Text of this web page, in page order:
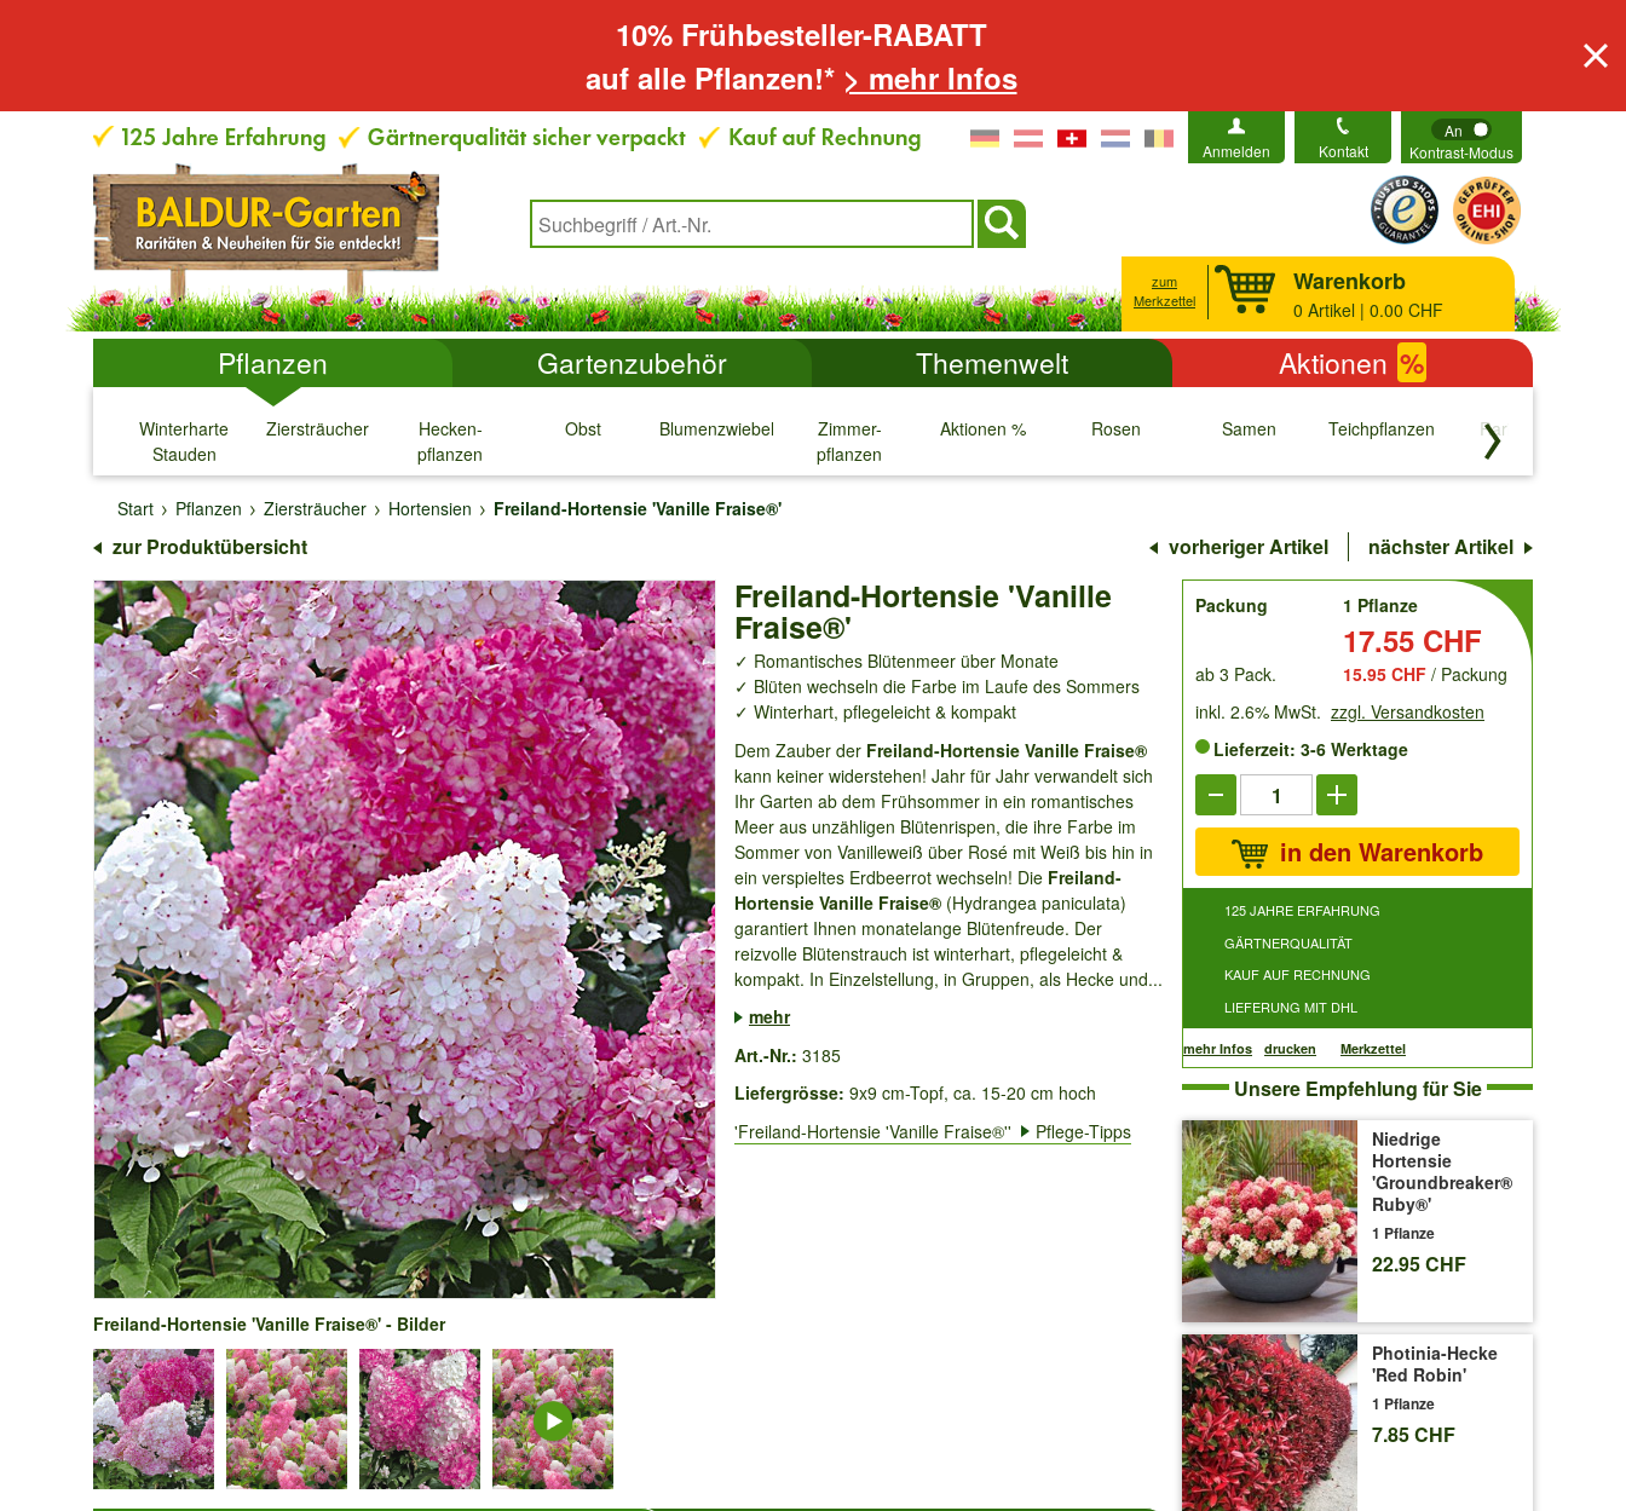
10% Frühbesteller-RABATT
auf alle Pflanzen!* > mehr Infos
Anmelden Kontakt
An
Kontrast-Modus
zum
Merkzettel
Warenkorb
0 Artikel | 0.00 CHF
Pflanzen Gartenzubehör Themenwelt Aktionen %
Winterharte
Stauden
↓
Ziersträucher
↓
Hecken-
pflanzen
↓
Obst
↓
Blumenzwiebeln
↓
Zimmer-
pflanzen
↓
Aktionen %
↓
Rosen
↓
Samen
↓
Teichpflanzen
↓
Raritäten
↓
Start
Pflanzen Ziersträucher Hortensien Freiland-Hortensie 'Vanille Fraise®'
zur Produktübersicht vorheriger Artikel nächster Artikel
Freiland-Hortensie 'Vanille
Fraise®'
✓ Romantisches Blütenmeer über Monate
✓ Blüten wechseln die Farbe im Laufe des Sommers
✓ Winterhart, pflegeleicht & kompakt
Dem Zauber derFreiland-Hortensie Vanille Fraise®
kann keiner widerstehen! Jahr für Jahr verwandelt sich
Ihr Garten ab dem Frühsommer in ein romantisches
Meer aus unzähligen Blütenrispen, die ihre Farbe im
Sommer von Vanilleweiß über Rosé mit Weiß bis hin in
ein verspieltes Erdbeerrot wechseln! Die Freiland-
Hortensie Vanille Fraise® (Hydrangea paniculata)
garantiert Ihnen monatelange Blütenfreude. Der
reizvolle Blütenstrauch ist winterhart, pflegeleicht &
kompakt. In Einzelstellung, in Gruppen, als Hecke und...
mehr
Art.-Nr.: 3185
Liefergrösse: 9x9 cm-Topf, ca. 15-20 cm hoch
'Freiland-Hortensie 'Vanille Fraise®''
Pflege-Tipps
Freiland-Hortensie 'Vanille Fraise®' - Bilder
order
Packung
1 Pflanze
17.55 CHF
ab 3 Pack. 15.95 CHF / Packung
inkl. 2.6% MwSt. zzgl. Versandkosten
Lieferzeit: 3-6 Werktage
in den Warenkorb
125 JAHRE ERFAHRUNG
GÄRTNERQUALITÄT
KAUF AUF RECHNUNG
LIEFERUNG MIT DHL
mehr Infos drucken Merkzettel
Unsere Empfehlung für Sie
Niedrige
Hortensie
'Groundbreaker®
Ruby®'
1 Pflanze
22.95 CHF
Photinia-Hecke
'Red Robin'
1 Pflanze
7.85 CHF